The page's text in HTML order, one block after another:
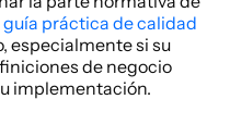
guía práctica de calidad
especialmente si su
de negocio
implementación.